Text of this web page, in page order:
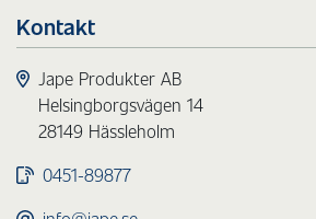
Kontakt
Jape Produkter AB
Helsingborgsvägen 14
28149 Hässleholm
0451-89877